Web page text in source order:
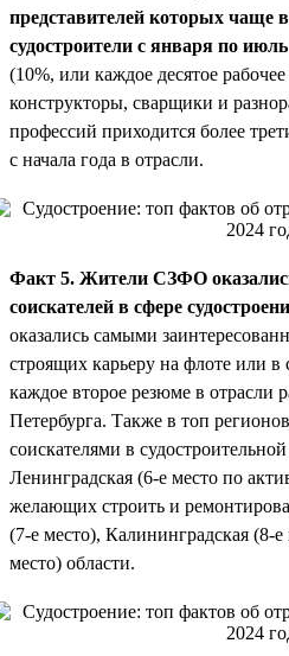
представителей которых чаще
судостроители с января по
(10%, или каждое десятое
конструкторы, сварщики и
профессий приходится более
с начала года в отрасли.
Факт 5. Жители СЗФО
соискателей в сфере
оказались самыми
строящих карьеру на флоте или в
каждое второе резюме в отрасли
Петербурга. Также в топ
соискателями в
Ленинградская (6-е место по
желающих строить и
(7-е место), Калининградская (8-
место) области.